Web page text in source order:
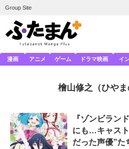
Group Site
漫画 アニメ ゲーム ドラマ映画 イ
檜山修之 （ひや
『ゾンビラン
にも…キャス
だった声優”た